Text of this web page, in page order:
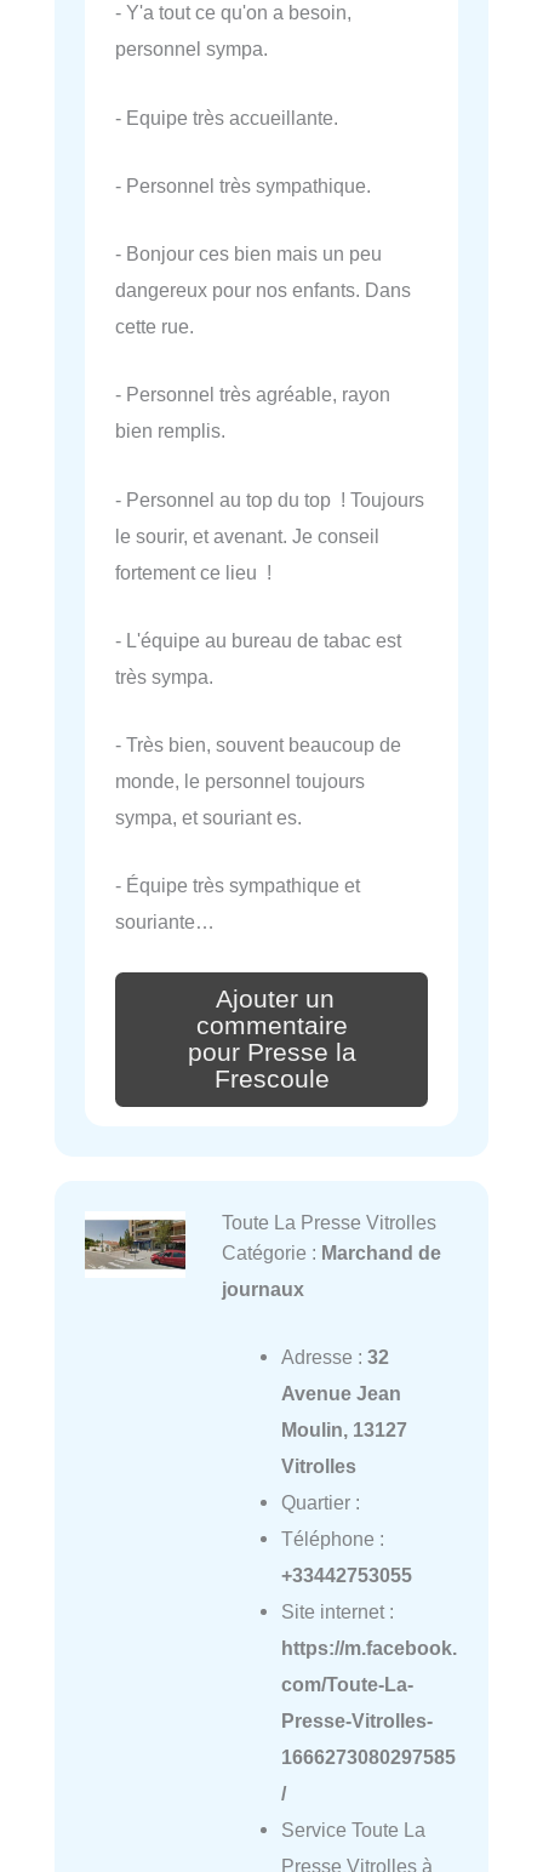
- Y'a tout ce qu'on a besoin,
personnel sympa.
- Equipe très accueillante.
- Personnel très sympathique.
- Bonjour ces bien mais un peu
dangereux pour nos enfants. Dans
cette rue.
- Personnel très agréable, rayon
bien remplis.
- Personnel au top du top ! Toujours
le sourir, et avenant. Je conseil
fortement ce lieu !
- L'équipe au bureau de tabac est
très sympa.
- Très bien, souvent beaucoup de
monde, le personnel toujours
sympa, et souriant es.
- Équipe très sympathique et
souriante…
Ajouter un
commentaire
pour Presse la
Frescoule
Toute La Presse Vitrolles
Catégorie : Marchand de
journaux
Adresse : 32
Avenue Jean
Moulin, 13127
Vitrolles
Quartier :
Téléphone :
+33442753055
Site internet :
https://m.facebook.
com/Toute-La-
Presse-Vitrolles-
1666273080297585
/
Service Toute La
Presse Vitrolles à